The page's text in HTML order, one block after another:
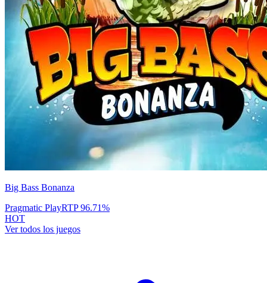
Big Bass Bonanza
Pragmatic PlayRTP96.71%
HOT
Ver todos los juegos